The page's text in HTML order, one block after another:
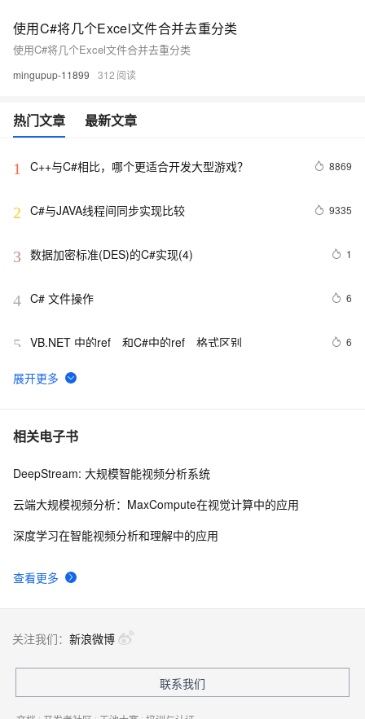
使用C#将几个Excel文件合并去重分类
使用C#将几个Excel文件合并去重分类
mingupup-11899 312
热门文章 最新文章
1 C++与C#相比，哪个更适合开发大型游戏？ 8869
2 C#与JAVA线程间同步实现比较 9335
3 数据加密标准(DES)的C#实现(4) 1
4 C# 文件操作 6
5 VB.NET 中的ref　和C#中的ref　格式区别 6
6 [毕业生的商业软件开发之路]C#类型成员样式
7 C# 中的委托
8 C#中Abstract和Virtual
相关电子书
查看更多
DeepStream: 大规模智能视频分析系统
云端大规模视频分析：MaxCompute在视觉计算中的应用
深度学习在智能视频分析和理解中的应用
关注我们： 新浪微博
联系我们